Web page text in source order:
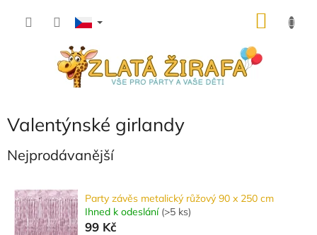
Valentýnské girlandy
Nejprodávanější
Party závěs metalický růžový 90 x 250 cm
Ihned k odeslání (>5 ks)
99 Kč